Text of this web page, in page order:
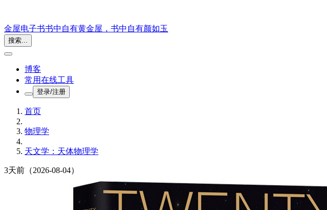
金屋电子书书中自有黄金屋，书中自有颜如玉
搜索...
博客
常用在线工具
登录/注册
首页
物理学
天文学：天体物理学
3天前 （2026-08-04）